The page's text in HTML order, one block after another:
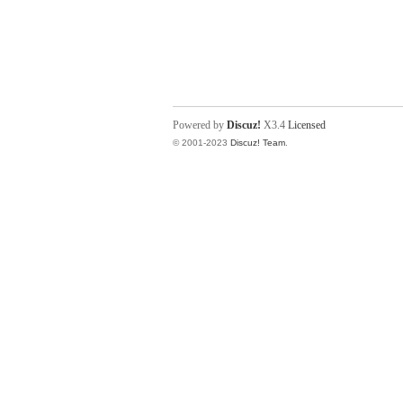
Powered by Discuz! X3.4 Licensed
© 2001-2023 Discuz! Team